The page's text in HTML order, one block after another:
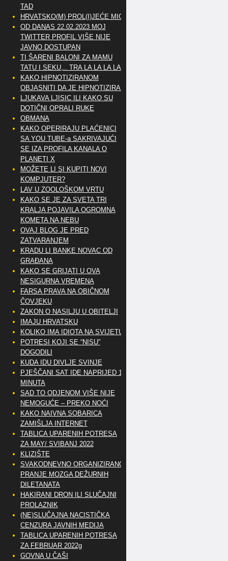
TAD
HRVATSKO(M) PROL(I)JEĆE MIG
OD DANAS 22.02.2023 MOJ
TWITTER PROFIL VIŠE NIJE
JAVNO DOSTUPAN
TI ŠARENI BALONI ZA MAMU
TATU I SEKU,.. TRA LA LA LA LA
KAKO HIPNOTIZIRANOM
OBJASNITI DA JE HIPNOTIZIRAN
LJUKAVA LJISIC ILI KAKO SU
DOTIČNI OPRALI RUKE
OBMANA
KAKO OPERIRAJU PLAĆENICI
SA YOU TUBE-a SAKRIVAJUĆI
SE IZA PROFILA KANALA O
PLANETI X
MOŽETE LI SI KUPITI NOVI
KOMPJUTER?
LAV U ZOOLOŠKOM VRTU
KAKO SE JE ZA SVETA TRI
KRALJA POJAVILA OGROMNA
KOMETA NA NEBU
OVAJ BLOG JE PRED
ZATVARANJEM
KRADU LI BANKE NOVAC OD
GRAĐANA
KAKO SE GRIJATI U OVA
NESIGURNA VREMENA
FARSA PRAVA NA OBIČNOM
ČOVJEKU
ZAKON O NASILJU U OBITELJI
IMAJU HRVATSKU
KOLIKO IMA IDIOTA NA SVIJETU?
POTRESI KOJI SE “NISU”
DOGODILI
KUDA IDU DIVLJE SVINJE
PJEŠČANI SAT IDE NAPRIJED 10
MINUTA
SAD TO ODJENOM VIŠE NIJE
NEMOGUĆE – PREKO NOĆI
KAKO NAIVNA SOBARICA
ZAMIŠLJA INTERNET
TABLICA UPARENIH POTRESA
ZA MAY/ SVIBANJ 2022
KLIZIŠTE
SVAKODNEVNO ORGANIZIRANO
PRANJE MOZGA DEŽURNIH
DILETANATA
HAKIRANI DRON ILI SLUČAJNI
PROLAZNIK
(NE)SLUČAJNA NACISTIČKA
CENZURA JAVNIH MEDIJA
TABLICA UPARENIH POTRESA
ZA FEBRUAR 2022g
GOVNA U ČAŠI